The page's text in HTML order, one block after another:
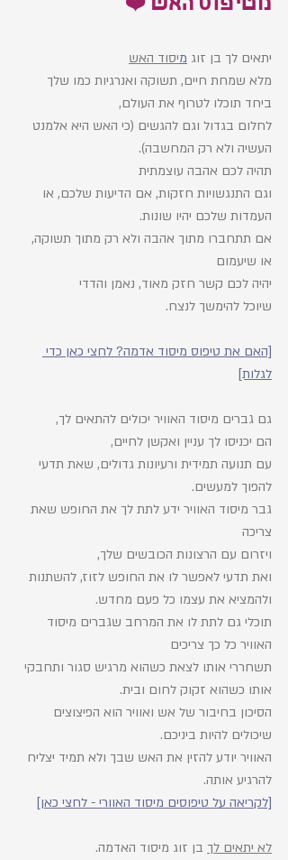
מטיפוס האש ❤️
יתאים לך בן זוג מיסוד האש
מלא שמחת חיים, תשוקה ואנרגיות כמו שלך
ביחד תוכלו לטרוף את העולם,
לחלום בגדול וגם להגשים (כי האש היא אלמנט
העשיה ולא רק המחשבה).
תהיה לכם אהבה עוצמתית
וגם התנגשויות חזקות, אם הדיעות שלכם, או
העמדות שלכם יהיו שונות.
אם תתחברו מתוך אהבה ולא רק מתוך תשוקה,
או שיעמום
יהיה לכם קשר חזק מאוד, נאמן והדדי
שיוכל להימשך לנצח.
[האם את טיפוס מיסוד אדמה? לחצי כאן כדי
לגלות]
גם גברים מיסוד האוויר יכולים להתאים לך,
הם יכניסו לך עניין ואקשן לחיים,
עם תנועה תמידית ורעיונות גדולים, שאת תדעי
להפוך למעשים.
גבר מיסוד האוויר ידע לתת לך את החופש שאת
צריכה
ויזרום עם הרצונות הכובשים שלך,
ואת תדעי לאפשר לו את החופש לזוז, להשתנות
ולהמציא את עצמו כל פעם מחדש.
תוכלי גם לתת לו את המרחב שגברים מיסוד
האוויר כל כך צריכים
תשחררי אותו לצאת כשהוא מרגיש סגור ותחבקי
אותו כשהוא זקוק לחום ובית.
הסיכון בחיבור של אש ואוויר הוא הפיצוצים
שיכולים להיות ביניכם.
האוויר יודע להזין את האש שבך ולא תמיד יצליח
להרגיע אותה.
[לקריאה על טיפוסים מיסוד האוורי - לחצי כאן]
לא יתאים לך בן זוג מיסוד האדמה.